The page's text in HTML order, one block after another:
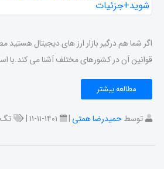
اگر شما هم درگیر بازار ارز های دیجیتال هستید
قوانین آن در کشورهای مختلف آشنا می کند.با
مطالعه بیشتر
توسطحمیدرضا همتی | ۱۴۰۱-۱۱-۱۱ | تگ